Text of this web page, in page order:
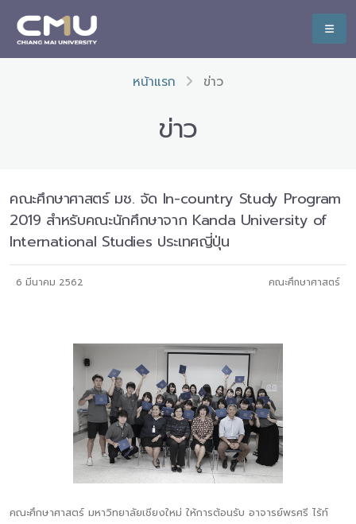
หน้าแรก ข่าว
ข่าว
คณะศึกษาศาสตร์ มช. จัด In-country Study Program
2019 สำหรับคณะนักศึกษาจาก Kanda University of
International Studies ประเทศญี่ปุ่น
6 มีนาคม 2562 คณะศึกษาศาสตร์
คณะศึกษาศาสตร์ มหาวิทยาลัยเชียงใหม่ ให้การต้อนรับ อาจารย์พรศรี ไร้ท์